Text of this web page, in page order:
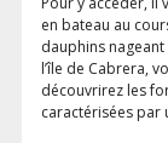
en bateau au
dauphins
l’île de Cabrera,
découvrirez les
caractérisées par